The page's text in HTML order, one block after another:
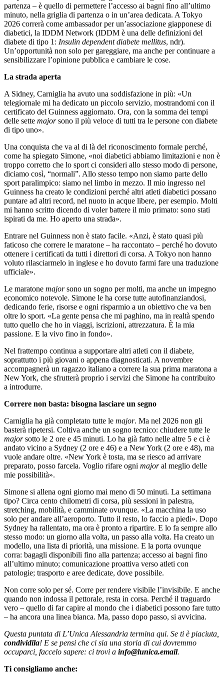
partenza – è quello di permettere l’accesso ai bagni fino all’ultimo
minuto, nella griglia di partenza o in un’area dedicata. A Tokyo
2026 correrà come ambassador per un’associazione giapponese di
diabetici, la IDDM Network (IDDM è una delle definizioni del
diabete di tipo 1: Insulin dependent diabete mellitus, ndr).
Un’opportunità non solo per gareggiare, ma anche per continuare a
sensibilizzare l’opinione pubblica e cambiare le cose.
La strada aperta
A Sidney, Carniglia ha avuto una soddisfazione in più: «Un
telegiornale mi ha dedicato un piccolo servizio, mostrandomi con il
certificato del Guinness aggiornato. Ora, con la somma dei tempi
delle sette majorsono il più veloce di tutti tra le persone con diabete
di tipo uno».
Una conquista che va al di là del riconoscimento formale perché,
come ha spiegato Simone, «noi diabetici abbiamo limitazioni e non è
troppo corretto che lo sport ci consideri allo stesso modo di persone,
diciamo così, “normali”. Allo stesso tempo non siamo parte dello
sport paralimpico: siamo nel limbo in mezzo. Il mio ingresso nel
Guinness ha creato le condizioni perché altri atleti diabetici possano
puntare ad altri record, nel nuoto in acque libere, per esempio. Molti
mi hanno scritto dicendo di voler battere il mio primato: sono stati
ispirati da me. Ho aperto una strada».
Entrare nel Guinness non è stato facile. «Anzi, è stato quasi più
faticoso che correre le maratone – ha raccontato – perché ho dovuto
ottenere i certificati da tutti i direttori di corsa. A Tokyo non hanno
voluto rilasciarmelo in inglese e ho dovuto farmi fare una traduzione
ufficiale».
Le maratone majorsono un sogno per molti, ma anche un impegno
economico notevole. Simone le ha corse tutte autofinanziandosi,
dedicando ferie, risorse e ogni risparmio a un obiettivo che va ben
oltre lo sport. «La gente pensa che mi paghino, ma in realtà spendo
tutto quello che ho in viaggi, iscrizioni, attrezzatura. È la mia
passione. E la vivo fino in fondo».
Nel frattempo continua a supportare altri atleti con il diabete,
soprattutto i più giovani o appena diagnosticati. A novembre
accompagnerà un ragazzo italiano a correre la sua prima maratona a
New York, che sfrutterà proprio i servizi che Simone ha contribuito
a introdurre.
Correre non basta: bisogna lasciare un segno
Carniglia ha già completato tutte le major. Ma nel 2026 non gli
basterà ripetersi. Coltiva anche un sogno tecnico: chiudere tutte le
majorsotto le 2 ore e 45 minuti. Lo ha già fatto nelle altre 5 e ci è
andato vicino a Sydney (2 ore e 46) e a New York (2 ore e 48), ma
vuole andare oltre. «New York è tosta, ma se riesco ad arrivare
preparato, posso farcela. Voglio rifare ogni majoral meglio delle
mie possibilità».
Simone si allena ogni giorno mai meno di 50 minuti. La settimana
tipo? Circa cento chilometri di corsa, più sessioni in palestra,
stretching, mobilità, e camminate ovunque. «La macchina la uso
solo per andare all’aeroporto. Tutto il resto, lo faccio a piedi». Dopo
Sydney ha rallentato, ma ora è pronto a ripartire. E lo fa sempre allo
stesso modo: un giorno alla volta, un passo alla volta. Ha creato un
modello, una lista di priorità, una missione. E la porta ovunque
corra: bagagli disponibili fino alla partenza; accesso ai bagni fino
all’ultimo minuto; comunicazione proattiva verso atleti con
patologie; trasporto e aree dedicate, dove possibile.
Non corre solo per sé. Corre per rendere visibile l’invisibile. E anche
quando non indossa il pettorale, resta in corsa. Perché il traguardo
vero – quello di far capire al mondo che i diabetici possono fare tutto
– ha ancora una linea bianca. Ma, passo dopo passo, si avvicina.
Questa puntata di L’Unica Alessandria termina qui. Se ti è piaciuta,
condividila! E se pensi che ci sia una storia di cui dovremmo
occuparci, faccelo sapere: ci trovi a info@lunica.email.
Ti consigliamo anche: